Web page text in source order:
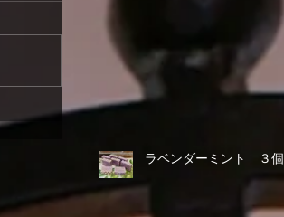
ラベンダーミント ３個